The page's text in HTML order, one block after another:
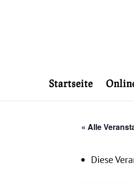
Startseite
« Alle
Diese